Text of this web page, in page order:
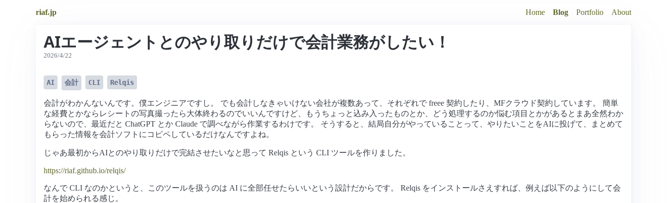
riaf.jp Home Blog Portfolio About
AIエージェントとのやり取りだけで会計業務がしたい！
2026/4/22
AI 会計 CLI Relqis
会計がわかんないんです。僕エンジニアですし。 でも会計しなきゃいけない会社が複数あって、それぞれで freee 契約したり、MFクラウド契約しています。 簡単
な経費とかならレシートの写真撮ったら大体終わるのでいいんですけど、もうちょっと込み入ったものとか、どう処理するのか悩む項目とかがあるとまあ全然わか
らないので、最近だと ChatGPT とか Claude で調べながら作業するわけです。 そうすると、結局自分がやっていることって、やりたいことをAIに投げて、まとめて
もらった情報を会計ソフトにコピペしているだけなんですよね。
じゃあ最初からAIとのやり取りだけで完結させたいなと思って Relqis という CLI ツールを作りました。
https://riaf.github.io/relqis/
なんで CLI なのかというと、このツールを扱うのは AI に全部任せたらいいという設計だからです。 Relqis をインストールさえすれば、例えば以下のようにして会
計を始められる感じ。